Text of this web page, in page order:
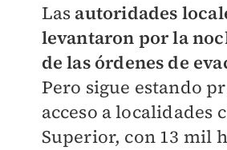
Las autoridades
levantaron por la
de las órdenes de
Pero sigue estando
acceso a localidades
Superior, con 13 mil